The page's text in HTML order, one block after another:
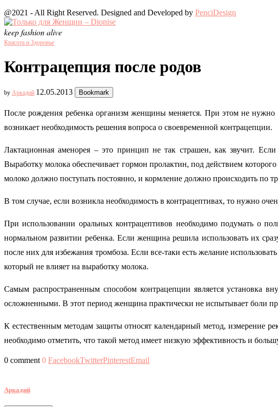
@2021 - All Right Reserved. Designed and Developed by PenciDesign
keep fashion alive
Красота и Здоровье
Контрацепция после родов
by Аркадий 12.05.2013 Bookmark
После рождения ребенка организм женщины меняется. При этом не нужно
возникает необходимость решения вопроса о своевременной контрацепции.
Лактационная аменорея – это принцип не так страшен, как звучит.
Выработку молока обеспечивает гормон пролактин, под действием
молоко должно поступать постоянно, и кормление должно происходить по
В том случае, если возникла необходимость в контрацептивах, то нужно
При использовании оральных контрацептивов необходимо подумать о
нормальном развитии ребенка. Если женщина решила использовать их
после них для избежания тромбоза. Если все-таки есть желание
который не влияет на выработку молока.
Самым распространенным способом контрацепции является установка
осложненными. В этот период женщина практически не испытывает боли
К естественным методам защиты относят календарный метод, измерение
необходимо отметить, что такой метод имеет низкую эффективность и
0 comment 0 FacebookTwitterPinterestEmail
Аркадий